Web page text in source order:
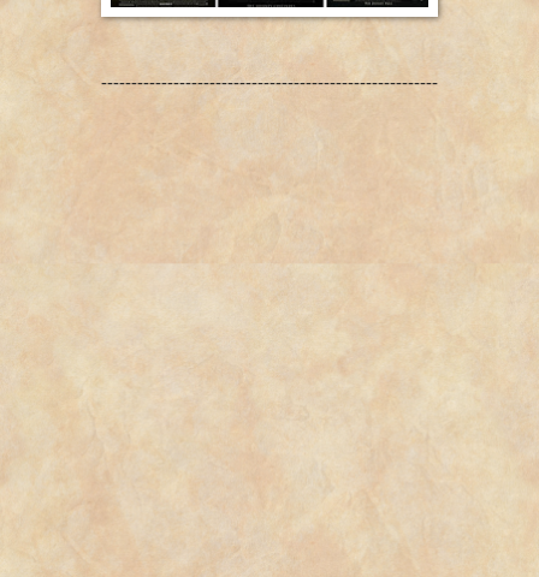
--------------------------------------------------------